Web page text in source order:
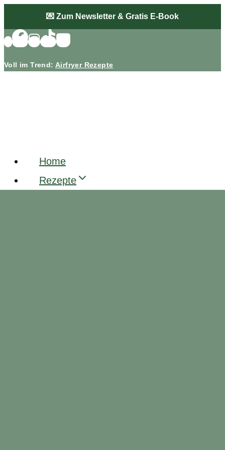
Inhalt
💌 Zum Newsletter & Gratis E-Book
Voll im Trend: Airfryer Rezepte
Home
Rezepte